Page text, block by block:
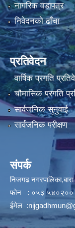
नागरिक वडापत्र
निवेदनको ढाँचा
प्रतिवेदन
वार्षिक प्रगति
चौमासिक प्रगति
सार्वजनिक सुनुवाई
सार्वजनिक परीक्षण
संपर्क
निजगढ नगरपालिका,बारा
फोन : ०५३ ५४०२००
ईमेल :